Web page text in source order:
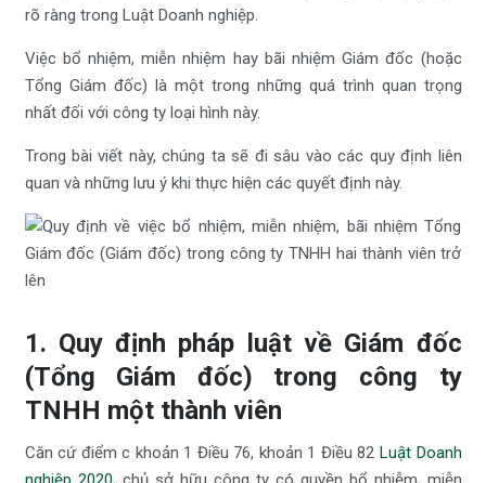
rõ ràng trong Luật Doanh nghiệp.
Việc bổ nhiệm, miễn nhiệm hay bãi nhiệm Giám đốc (hoặc
Tổng Giám đốc) là một trong những quá trình quan trọng
nhất đối với công ty loại hình này.
Trong bài viết này, chúng ta sẽ đi sâu vào các quy định liên
quan và những lưu ý khi thực hiện các quyết định này.
1. Quy định pháp luật về Giám đốc
(Tổng Giám đốc) trong công ty
TNHH một thành viên
Căn cứ điểm c khoản 1 Điều 76, khoản 1 Điều 82 Luật Doanh